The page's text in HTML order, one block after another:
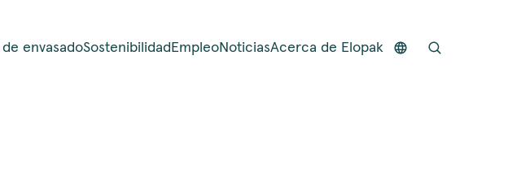
envasadoSostenibilidad EmpleoNoticiasAcerca de Elopak